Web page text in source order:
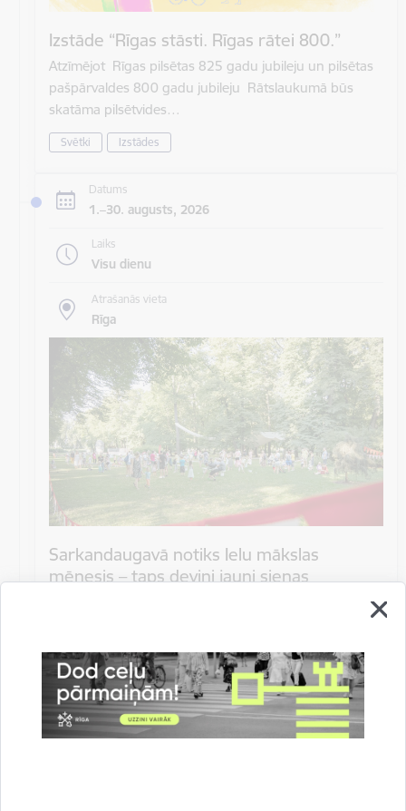
Izstāde “Rīgas stāsti. Rīgas rātei 800.”
Atzīmējot Rīgas pilsētas 825 gadu jubileju un pilsētas
pašpārvaldes 800 gadu jubileju Rātslaukumā būs
skatāma pilsētvides…
Svētki Izstādes
Datums
1.–30. augusts, 2026
Laiks
Visu dienu
Atrašanās vieta
Rīga
Sarkandaugavā notiks Ielu mākslas
mēnesis – taps deviņi jauni sienas
šovasar norisināsies Ielu mākslas mēnesis – jauna
iniciatīva, kas apkaimē ienesīs…
Citi notikumi